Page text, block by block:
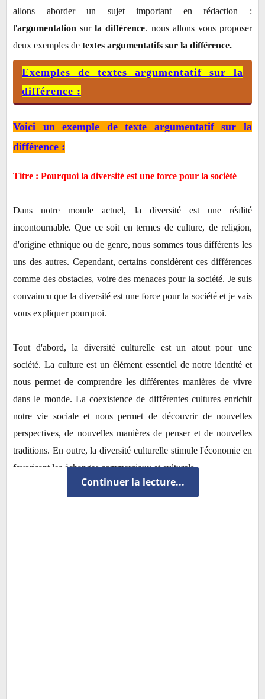
allons aborder un sujet important en rédaction :
l'argumentation surla différence. nous allons vous proposer
deux exemples de textes argumentatifs sur la différence.
Exemples de textes argumentatif sur la
différence :
Voici un exemple de texte argumentatif sur la
différence :
Titre : Pourquoi la diversité est une force pour la société
Dans notre monde actuel, la diversité est une réalité
incontournable. Que ce soit en termes de culture, de religion,
d'origine ethnique ou de genre, nous sommes tous différents les
uns des autres. Cependant, certains considèrent ces différences
comme des obstacles, voire des menaces pour la société. Je suis
convaincu que la diversité est une force pour la société et je vais
vous expliquer pourquoi.
Tout d'abord, la diversité culturelle est un atout pour une
société. La culture est un élément essentiel de notre identité et
nous permet de comprendre les différentes manières de vivre
dans le monde. La coexistence de différentes cultures enrichit
notre vie sociale et nous permet de découvrir de nouvelles
perspectives, de nouvelles manières de penser et de nouvelles
traditions. En outre, la diversité culturelle stimule l'économie en
favorisant les échanges commerciaux et culturels.
Continuer la lecture...